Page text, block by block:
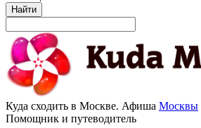
Найти
Куда сходить в Москве. Афиша Москвы
Помощник и путеводитель